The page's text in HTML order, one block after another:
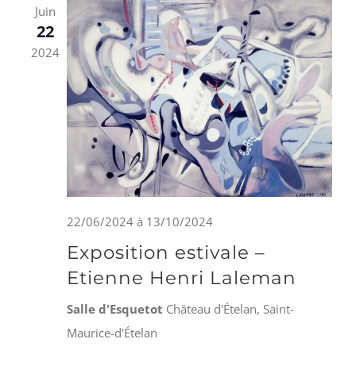
de
vues
Juin
22
2024
22/06/2024 à 13/10/2024
Exposition estivale –
Etienne Henri Laleman
Salle d'Esquetot Château d'Ételan, Saint-
Maurice-d'Ételan